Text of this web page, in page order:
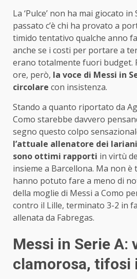
La ‘Pulce’ non ha mai giocato
passato c’è chi ha provato a
timido tentativo qualche anno
anche se i costi per portare a
erano totalmente fuori budget.
ore, però, la voce di Messi in
circolare con insistenza.
Stando a quanto riportato da
Como starebbe davvero
segno questo colpo
l’attuale allenatore dei
sono ottimi rapporti in virtù
insieme a Barcellona. Ma non
hanno potuto fare a meno di
della moglie di Messi a Como
contro il Lille, terminato 3-2 in
allenata da Fabregas.
Messi in Serie A:
clamorosa, tifosi